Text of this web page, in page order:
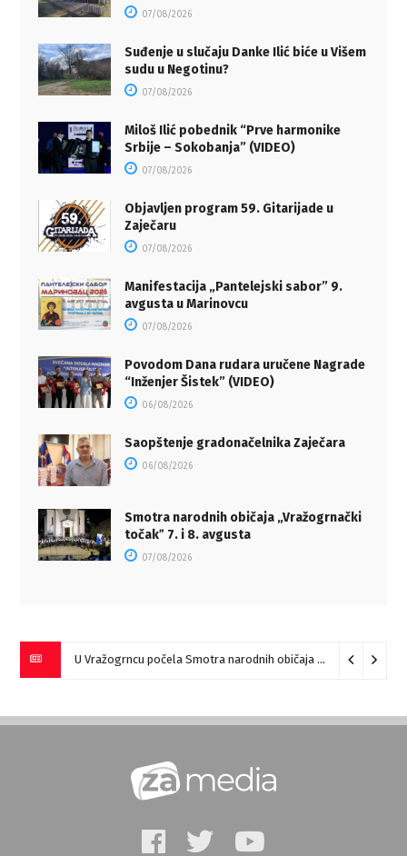
07/08/2026
Suđenje u slučaju Danke Ilić biće u Višem
sudu u Negotinu?
07/08/2026
Miloš Ilić pobednik “Prve harmonike
Srbije – Sokobanja” (VIDEO)
07/08/2026
Objavljen program 59. Gitarijade u
Zaječaru
07/08/2026
Manifestacija „Pantelejski sabor” 9.
avgusta u Marinovcu
07/08/2026
Povodom Dana rudara uručene Nagrade
“Inženjer Šistek” (VIDEO)
06/08/2026
Saopštenje gradonačelnika Zaječara
06/08/2026
Smotra narodnih običaja „Vražogrnački
točakˮ 7. i 8. avgusta
07/08/2026
U Vražogrncu počela Smotra narodnih običaja „Vražogrnački točak“